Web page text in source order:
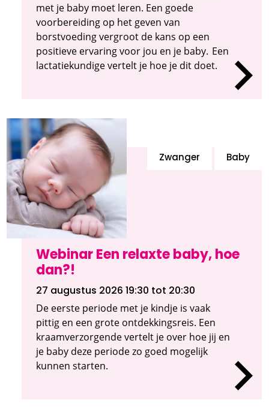
met je baby moet leren. Een goede
voorbereiding op het geven van
borstvoeding vergroot de kans op een
positieve ervaring voor jou en je baby. Een
lactatiekundige vertelt je hoe je dit doet.
Webinar Een relaxte baby, hoe
dan?!
Zwanger Baby
27 augustus 2026 19:30 tot 20:30
De eerste periode met je kindje is vaak
pittig en een grote ontdekkingsreis. Een
kraamverzorgende vertelt je over hoe jij en
je baby deze periode zo goed mogelijk
kunnen starten.